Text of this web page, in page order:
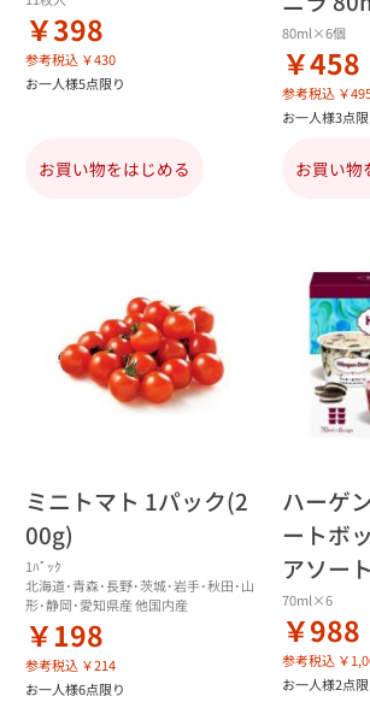
￥398
参考税込 ￥430
お一人様5点限り
お買い物をはじめる
80ml×6個
￥458
参考税込 ￥
お一人様3点限
お買い物
ミニトマト 1パック(2
00g)
1ﾊﾟｯｸ
北海道･青森･長野･茨城･岩手･秋田･山
形･静岡･愛知県産 他国内産
￥198
参考税込 ￥214
お一人様6点限り
ハーゲ
ートボ
アソー
70ml×6
￥988
参考税込 ￥
お一人様2点限